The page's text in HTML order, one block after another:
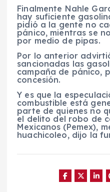
Finalmente Nahle
hay suficiente
pidió a la gente no
pánico, mientras se
por medio de pipas.
Por lo anterior
sancionadas las
campaña de pánico,
concesión.
Y es que la
combustible está
parte de quienes no
el delito del robo de
Mexicanos (Pemex),
huachicoleo, dijo la